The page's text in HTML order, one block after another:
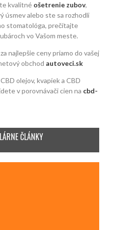
kvalitné ošetrenie zubov,
úsmev alebo ste sa rozhodli
stomatológa, prečítajte
vo Vašom meste.
najlepšie ceny priamo do vašej
obchod autoveci.sk
olejov, kvapiek a CBD
v porovnávači cien na cbd-
ČLÁNKY